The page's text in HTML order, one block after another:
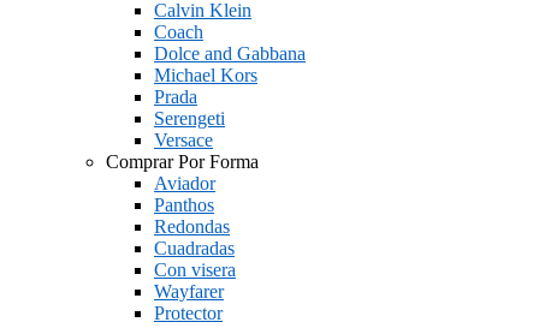
Calvin Klein
Coach
Dolce and Gabbana
Michael Kors
Prada
Serengeti
Versace
Comprar Por Forma
Aviador
Panthos
Redondas
Cuadradas
Con visera
Wayfarer
Protector